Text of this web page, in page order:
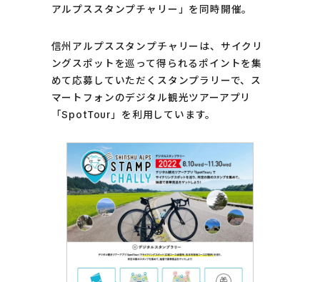
アルプススタンプチャリー」を同時開催。
信州アルプススタンプチャリーは、サイクリ
ングスポットを巡って得られるポイントを集
めて応募していただくスタンプラリーで、ス
マートフォンのデジタル観光ツアーアプリ
「SpotTour」を利用しています。